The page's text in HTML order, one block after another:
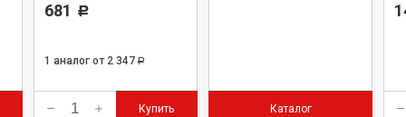
681 Р
1 аналог от 2 347 Р
Купить Каталог